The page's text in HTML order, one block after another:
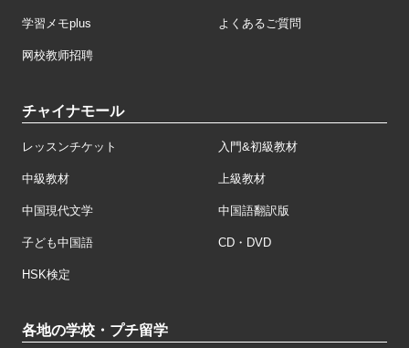
学習メモplus よくあるご質問
网校教师招聘
チャイナモール
レッスンチケット 入門&初級教材
中級教材 上級教材
中国現代文学 中国語翻訳版
子ども中国語 CD・DVD
HSK検定
各地の学校・プチ留学